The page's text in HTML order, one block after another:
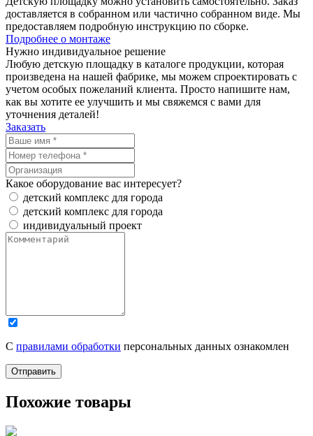
доставляется в собранном или частично собранном виде. Мы
предоставляем подробную инструкцию по сборке.
Подробнее о монтаже
Нужно индивидуальное решение
Любую детскую площадку в каталоге продукции, которая
произведена на нашей фабрике, мы можем спроектировать с
учетом особых пожеланий клиента. Просто напишите нам,
как вы хотите ее улучшить и мы свяжемся с вами для
уточнения деталей!
Заказать
Какое оборудование вас интересует?
детский комплекс для города
детский комплекс для города
индивидуальный проект
С правилами обработки персональных данных ознакомлен
Отправить
Похожие товары